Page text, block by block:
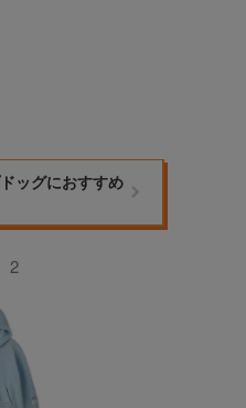
ッグにおすすめ
2